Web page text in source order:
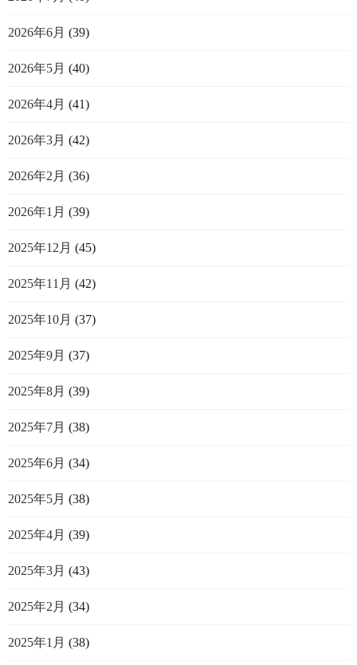
2026年6月 (39)
2026年5月 (40)
2026年4月 (41)
2026年3月 (42)
2026年2月 (36)
2026年1月 (39)
2025年12月 (45)
2025年11月 (42)
2025年10月 (37)
2025年9月 (37)
2025年8月 (39)
2025年7月 (38)
2025年6月 (34)
2025年5月 (38)
2025年4月 (39)
2025年3月 (43)
2025年2月 (34)
2025年1月 (38)